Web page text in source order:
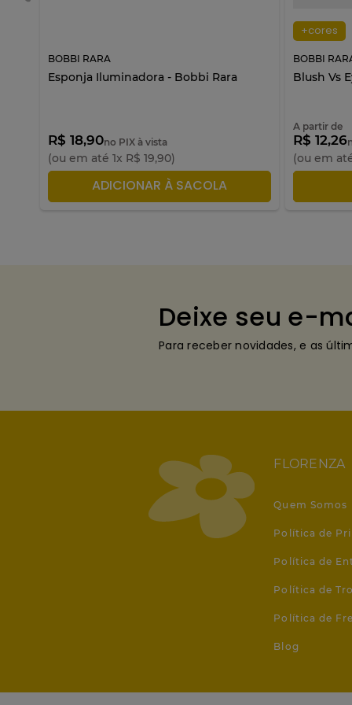
BOBBI RARA
Esponja Iluminadora - Bobbi Rara
R$ 18,90no PIX à vista
(ou em até 1x R$ 19,90)
ADICIONAR À SACOLA
+cores
BOBBI
Blush Vs
A partir de
R$ 12,26
(ou em
Deixe seu e-
Para receber novidades, e as
FLORENZA
Quem Somos
Política de
Política de
Política de
Política de
Blog